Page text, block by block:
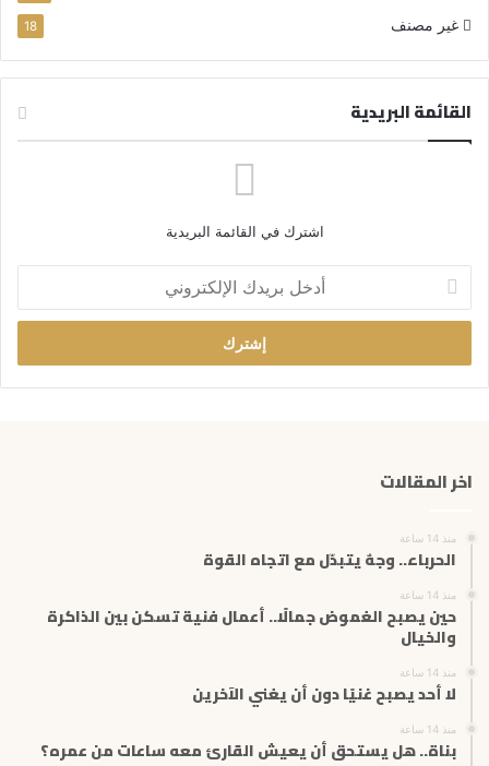
غير مصنف 18
القائمة البريدية
اشترك في القائمة البريدية
خ
ب
ر
ا
ت
اخر المقالات
منذ 14 ساعة
الحرباء.. وجهٌ يتبدّل مع اتجاه القوة
منذ 14 ساعة
حين يصبح الغموض جمالًا.. أعمال فنية تسكن بين الذاكرة
والخيال
منذ 14 ساعة
لا أحد يصبح غنيًا دون أن يغني الآخرين
منذ 14 ساعة
بناة.. هل يستحق أن يعيش القارئ معه ساعات من عمره؟